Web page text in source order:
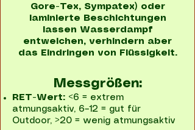
Gore-Tex, Sympatex) oder
laminierte Beschichtungen
lassen Wasserdampf
entweichen, verhindern aber
das Eindringen von Flüssigkeit.
Messgrößen:
RET-Wert: <6 = extrem
atmungsaktiv, 6–12 = gut für
Outdoor, >20 = wenig atmungsaktiv